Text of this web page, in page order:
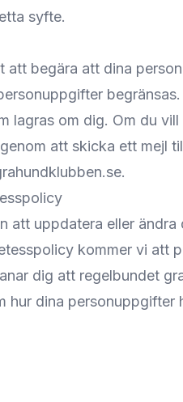
syfte.
att begära att dina
lagras om dig. Om du
att skicka ett mejl
.
att uppdatera eller
kommer vi att
dig att regelbundet
hur dina personuppgifter